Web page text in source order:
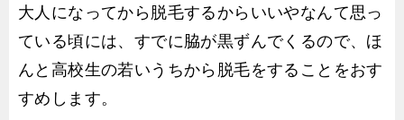
大人になってから脱毛するからいいやなんて思っ
ている頃には、すでに脇が黒ずんでくるので、ほ
んと高校生の若いうちから脱毛をすることをおす
すめします。